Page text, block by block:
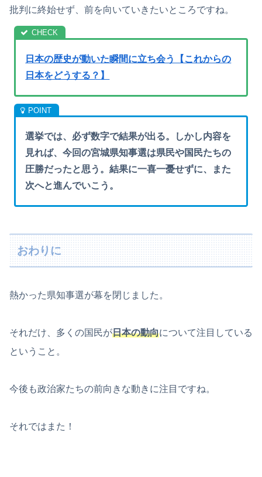
批判に終始せず、前を向いていきたいところですね。
日本の歴史が動いた瞬間に立ち会う【これからの
日本をどうする？】
選挙では、必ず数字で結果が出る。しかし内容を
見れば、今回の宮城県知事選は県民や国民たちの
圧勝だったと思う。結果に一喜一憂せずに、また
次へと進んでいこう。
おわりに
熱かった県知事選が幕を閉じました。
それだけ、多くの国民が日本の動向について注目している
ということ。
今後も政治家たちの前向きな動きに注目ですね。
それではまた！